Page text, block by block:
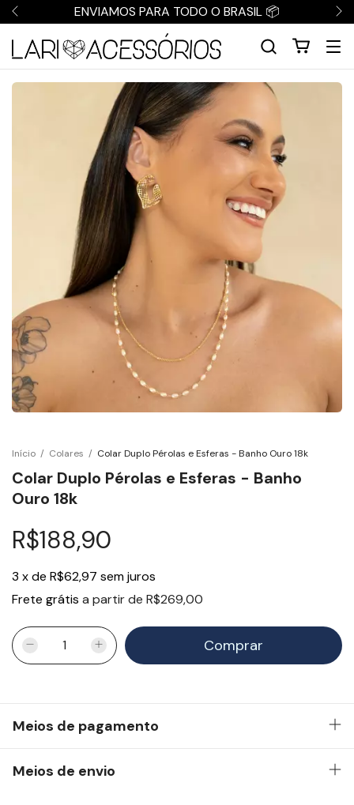
ENVIAMOS PARA TODO O BRASIL 📦
Início / Colares / Colar Duplo Pérolas e Esferas - Banho Ouro 18k
Colar Duplo Pérolas e Esferas - Banho
Ouro 18k
R$188,90
3 xde R$62,97 sem juros
Frete grátis a partir de R$269,00
Meios de pagamento
Meios de envio